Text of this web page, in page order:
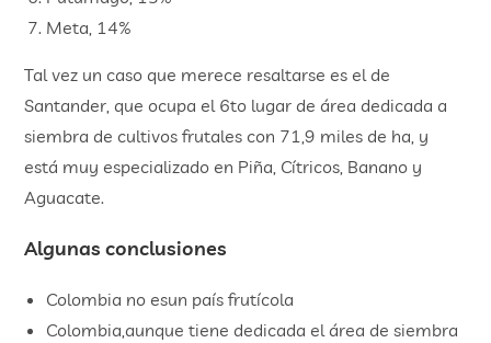
Meta, 14%
Tal vez un caso que merece resaltarse es el de
Santander, que ocupa el 6to lugar de área dedicada a
siembra de cultivos frutales con 71,9 miles de ha, y
está muy especializado en Piña, Cítricos, Banano y
Aguacate.
Algunas conclusiones
Colombia no esun país frutícola
Colombia,aunque tiene dedicada el área de siembra